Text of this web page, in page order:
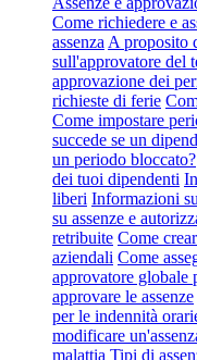
Come richiedere e
assenza A proposito
sull'approvatore del
approvazione dei
richieste di ferie
Come impostare
succede se un
un periodo bloccato?
dei tuoi dipendenti
liberi Informazioni
su assenze e
retribuite Come
aziendali Come
approvatore globale
approvare le assenze
per le indennità
modificare
malattia Tipi di